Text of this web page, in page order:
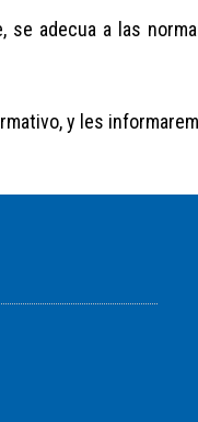
se adecua a las
y les